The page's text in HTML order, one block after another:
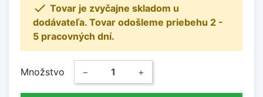
 Tovar je zvyčajne skladom u
dodávateľa. Tovar odošleme priebehu 2 -
5 pracovných dní.
Množstvo − +